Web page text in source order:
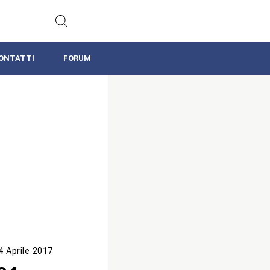
FORUM
Aprile 2017